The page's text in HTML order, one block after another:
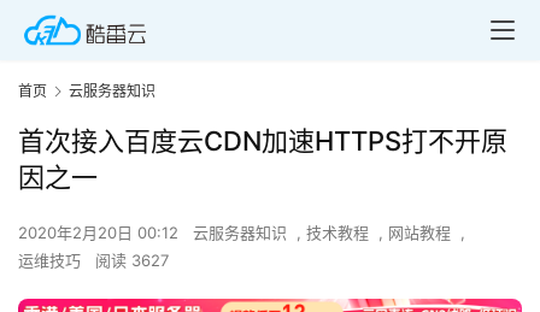
首页 云服务器知识
首次接入百度云CDN加速HTTPS打不开原
因之一
2020年2月20日 00:12 云服务器知识 , 技术教程 , 网站教程 ,
运维技巧
阅读 3627